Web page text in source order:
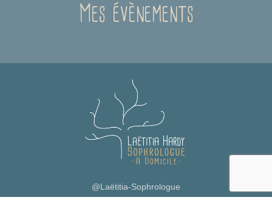
Mes évènements
@Laëtitia-Sophrologue